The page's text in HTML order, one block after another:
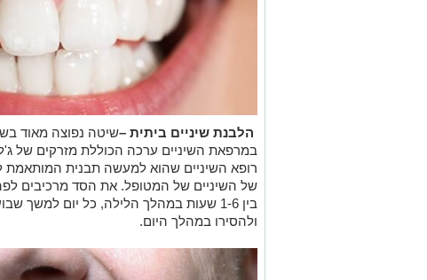
הלבנת שיניים ביתית –שיטה נפוצה מאוד
במרפאת השיניים ערכה הכוללת מזרקים של
רופא השיניים שהוא למעשה תבנית
של השיניים של המטופל. את הסד מרכיבים
בין 1-6 שעות במהלך הלילה, כל יום למשך
ולהסירו במהלך היום.